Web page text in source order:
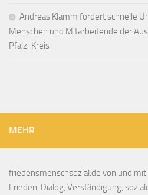
Andreas Klamm fordert schnelle
Menschen und Mitarbeitende der
Pfalz-Kreis
MEHR
friedensmenschsozial.de von und
Frieden, Dialog, Verständigung,